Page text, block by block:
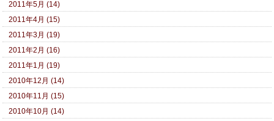
2011年5月 (14)
2011年4月 (15)
2011年3月 (19)
2011年2月 (16)
2011年1月 (19)
2010年12月 (14)
2010年11月 (15)
2010年10月 (14)